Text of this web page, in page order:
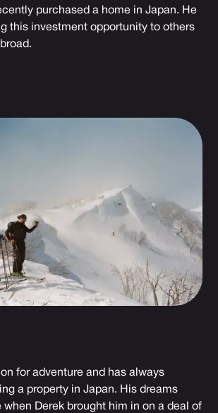
purchased a home in Japan. He
this investment opportunity to others
for adventure and has always
a property in Japan. His dreams
when Derek brought him in on a deal of